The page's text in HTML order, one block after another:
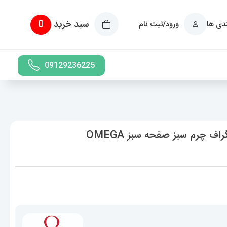
ها ورود/ثبت نام سبد خرید 0
09129236225
ساعت مچی مردانه امگا اسپیدمستر کرنوگراف چرم سبز صفحه سبز OMEGA